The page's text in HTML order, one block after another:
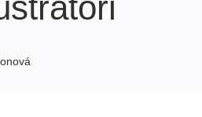
Poézia